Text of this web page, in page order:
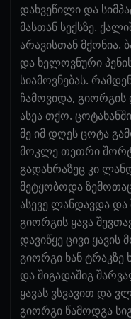
დახვეწილი და
მასთან სექსზე.
არავისთან მქონია.
და ხელოვნური
სიამოვნებას.
ჩამოვიდა, გიორგის
ასეა თქო.
მე იმ დღეს ცოტა
მოკლე თეთრი
გადახრაზეც კი
მეტყობოდა
ასევე ლანდავდა
გიორგის ყავა
დავიწყე ცივი ყავის
გიორგი ხან ტრაკზე
და შიგადაშიგ
ყავას ვსვავით და
გიორგი წამოდგა